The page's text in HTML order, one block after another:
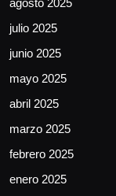
agosto 2025
julio 2025
junio 2025
mayo 2025
abril 2025
marzo 2025
febrero 2025
enero 2025